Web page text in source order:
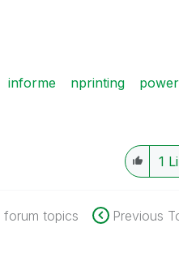
informe nprinting
1
forum topics Previous